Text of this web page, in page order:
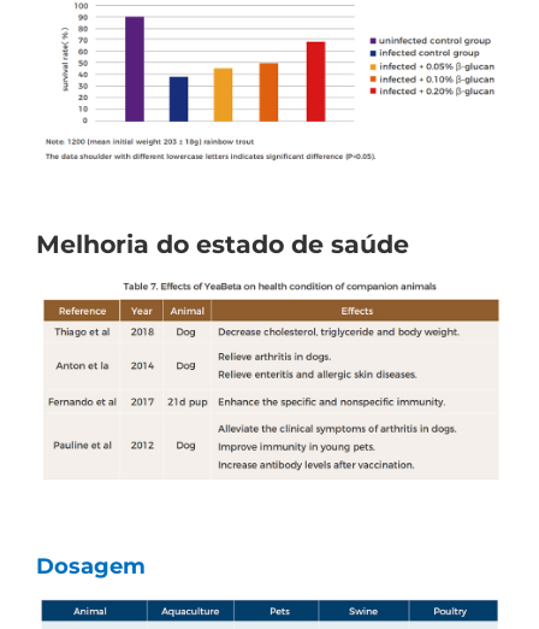
Melhoria do estado de saúde
Dosagem